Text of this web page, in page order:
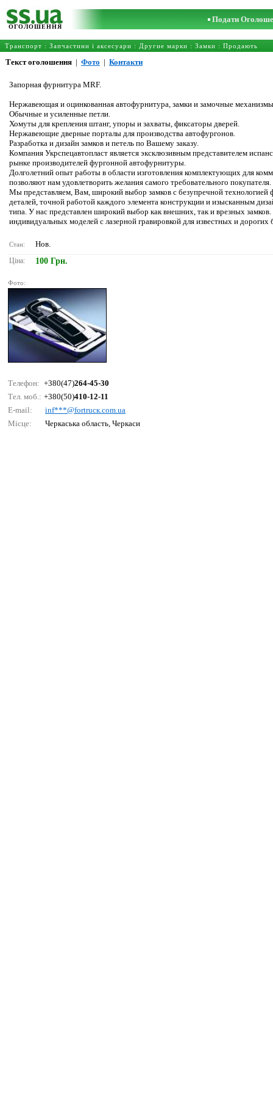
ОГОЛОШЕННЯ
Подати
Транспорт : Запчастини і аксесуари : Другие марки : Замки : Продають
Текст оголошення | Фото | Контакти
Запорная фурнитура MRF.
Нержавеющая и оцинкованная автофурнитура, замки и замочные
Обычные и усиленные петли.
Хомуты для крепления штанг, упоры и захваты, фиксаторы дверей.
Нержавеющие дверные порталы для производства автофургонов.
Разработка и дизайн замков и петель по Вашему заказу.
Компания Укрспецавтопласт является эксклюзивным представителем
рынке производителей фургонной автофурнитуры.
Долголетний опыт работы в области изготовления комплектующих для
позволяют нам удовлетворить желания самого требовательного покупателя.
Мы представляем, Вам, широкий выбор замков с безупречной
деталей, точной работой каждого элемента конструкции и изысканным
типа. У нас представлен широкий выбор как внешних, так и врезных
индивидуальных моделей с лазерной гравировкой для известных и дорогих
Стан: Нов.
Ціна: 100 Грн.
Фото:
Телефон: +380(47)264-45-30
Тел. моб.: +380(50)410-12-11
E-mail:
inf***@fоrtruск.соm.uа
Місце:
Черкаська область, Черкаси